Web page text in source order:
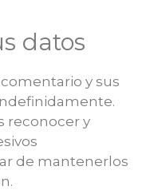
datos
y sus
reconocer y
de mantenerlos